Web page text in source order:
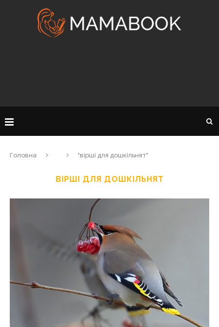
Головна "вірші для дошкільнят"
ВІРШІ ДЛЯ ДОШКІЛЬНЯТ